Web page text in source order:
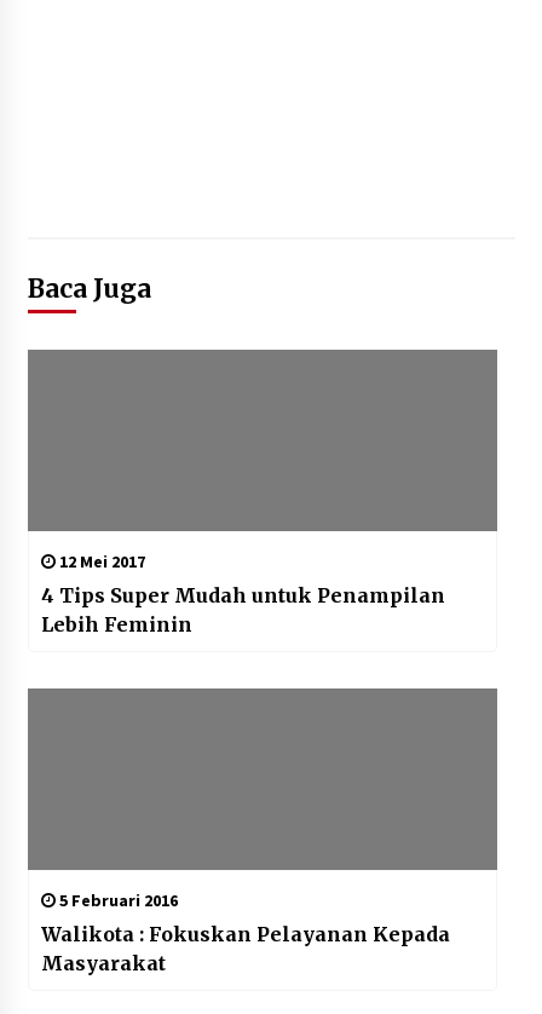
Baca Juga
12 Mei 2017
4 Tips Super Mudah untuk Penampilan
Lebih Feminin
5 Februari 2016
Walikota : Fokuskan Pelayanan Kepada
Masyarakat